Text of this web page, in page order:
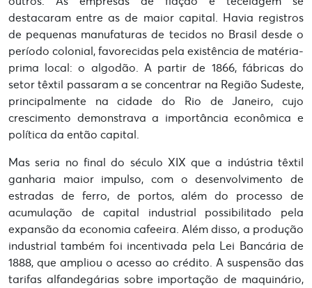
destacaram entre as de maior capital. Havia registros
de pequenas manufaturas de tecidos no Brasil desde o
período colonial, favorecidas pela existência de matéria-
prima local: o algodão. A partir de 1866, fábricas do
setor têxtil passaram a se concentrar na Região Sudeste,
principalmente na cidade do Rio de Janeiro, cujo
crescimento demonstrava a importância econômica e
política da então capital.
Mas seria no final do século XIX que a indústria têxtil
ganharia maior impulso, com o desenvolvimento de
estradas de ferro, de portos, além do processo de
acumulação de capital industrial possibilitado pela
expansão da economia cafeeira. Além disso, a produção
industrial também foi incentivada pela Lei Bancária de
1888, que ampliou o acesso ao crédito. A suspensão das
tarifas alfandegárias sobre importação de maquinário,